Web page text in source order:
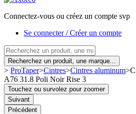
Connectez-vous ou créez un compte svp
Se connecter / Créer un compte
Recherchez un produit, une marque...
> ProTaper>Cintres>Cintres aluminum>
A76 31.8 Poli Noir Rise 3
Touchez ou survolez pour zoomer
Suivant
Précédent